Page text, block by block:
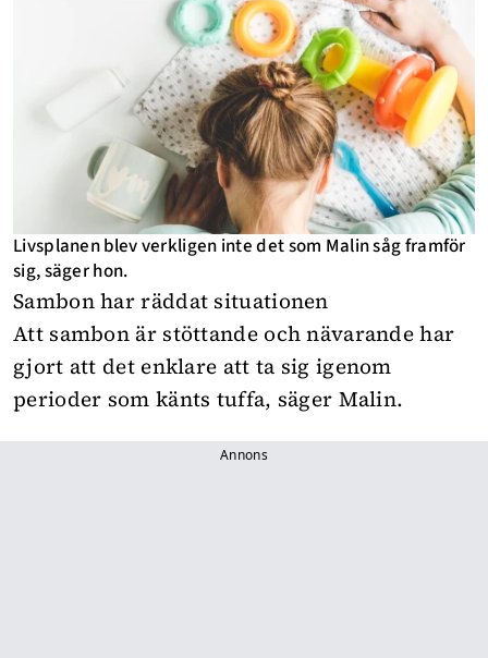
Livsplanen blev verkligen inte det som Malin såg framför
sig, säger hon.
Sambon har räddat situationen
Att sambon är stöttande och nävarande har
gjort att det enklare att ta sig igenom
perioder som känts tuffa, säger Malin.
Annons